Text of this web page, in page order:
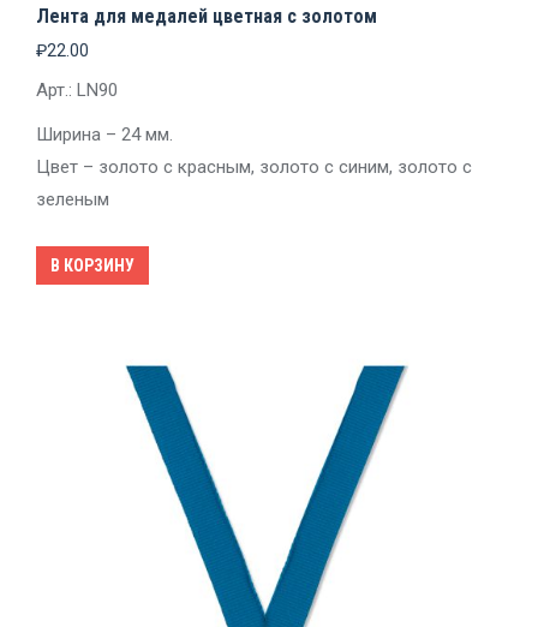
Лента для медалей цветная с золотом
₽22.00
Арт.: LN90
Ширина – 24 мм.
Цвет – золото с красным, золото с синим, золото с
зеленым
В КОРЗИНУ